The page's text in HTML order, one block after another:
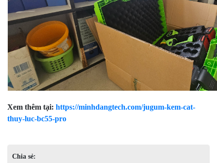
Xem thêm tại: https://minhdangtech.com/jugum-kem-cat-
thuy-luc-bc55-pro
Chia sẻ: